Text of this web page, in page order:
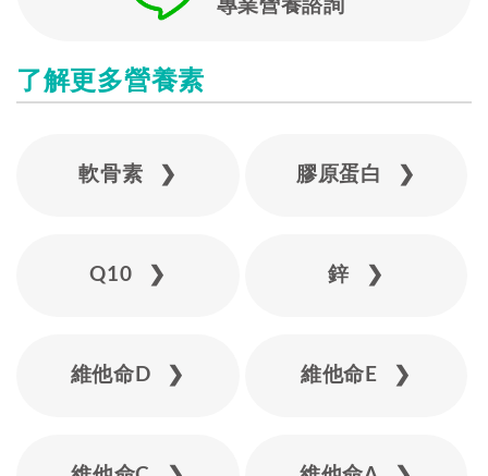
專業營養諮詢
了解更多營養素
軟骨素 ❯ 膠原蛋白 ❯
Q10 ❯ 鋅 ❯
維他命D ❯ 維他命E ❯